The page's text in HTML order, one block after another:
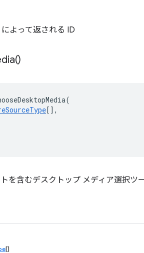
よって返される ID
)
(
[],
を含むデスクトップ メディア選択ツ
[]